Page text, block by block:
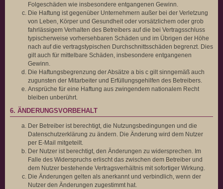
Folgeschäden wie insbesondere entgangenen Gewinn.
Die Haftung ist gegenüber Unternehmern außer bei der Verletzung
von Leben, Körper und Gesundheit oder vorsätzlichem oder grob
fahrlässigem Verhalten des Betreibers auf die bei Vertragsschluss
typischerweise vorhersehbaren Schäden und im Übrigen der Höhe
nach auf die vertragstypischen Durchschnittsschäden begrenzt. Dies
gilt auch für mittelbare Schäden, insbesondere entgangenen
Gewinn.
Die Haftungsbegrenzung der Absätze a bis c gilt sinngemäß auch
zugunsten der Mitarbeiter und Erfüllungsgehilfen des Betreibers.
Ansprüche für eine Haftung aus zwingendem nationalem Recht
bleiben unberührt.
6. ÄNDERUNGSVORBEHALT
Der Betreiber ist berechtigt, die Nutzungsbedingungen und die
Datenschutzerklärung zu ändern. Die Änderung wird dem Nutzer
per E-Mail mitgeteilt.
Der Nutzer ist berechtigt, den Änderungen zu widersprechen. Im
Falle des Widerspruchs erlischt das zwischen dem Betreiber und
dem Nutzer bestehende Vertragsverhältnis mit sofortiger Wirkung.
Die Änderungen gelten als anerkannt und verbindlich, wenn der
Nutzer den Änderungen zugestimmt hat.